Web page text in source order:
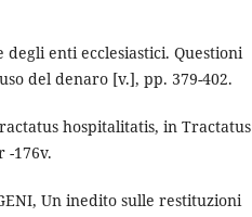
degli enti ecclesiastici. Questioni
del denaro [v.], pp. 379-402.
hospitalitatis, in Tractatus
-176v.
Un inedito sulle restituzioni